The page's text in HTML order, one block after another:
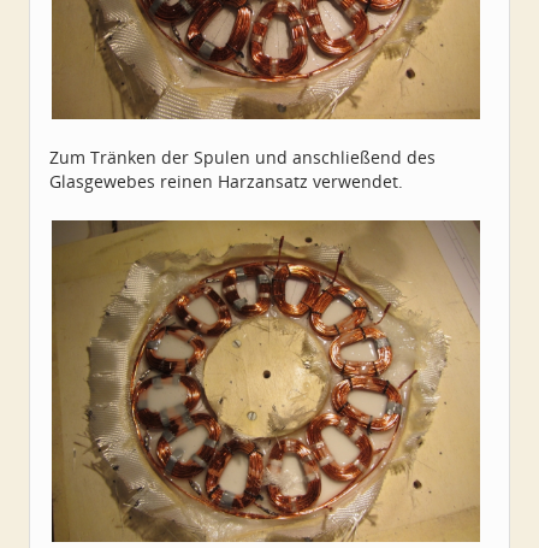
Zum Tränken der Spulen und anschließend des
Glasgewebes reinen Harzansatz verwendet.